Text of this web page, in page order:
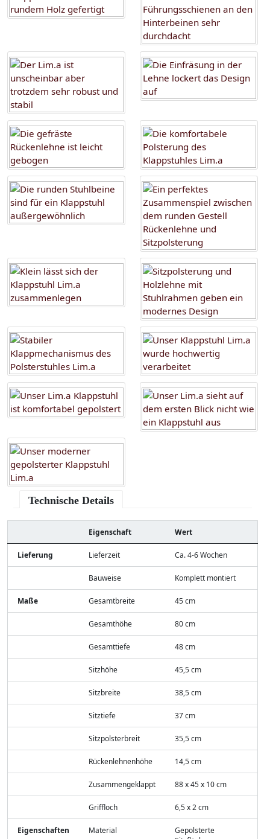
Technische Details
Eigenschaft Wert
Lieferung Lieferzeit Ca. 4-6 Wochen
Bauweise Komplett montiert
Maße Gesamtbreite 45 cm
Gesamthöhe 80 cm
Gesamttiefe 48 cm
Sitzhöhe 45,5 cm
Sitzbreite 38,5 cm
Sitztiefe 37 cm
Sitzpolsterbreit 35,5 cm
Rückenlehnenhöhe 14,5 cm
Zusammengeklappt 88 x 45 x 10 cm
Griffloch 6,5 x 2 cm
Eigenschaften Material
Gepolsterte